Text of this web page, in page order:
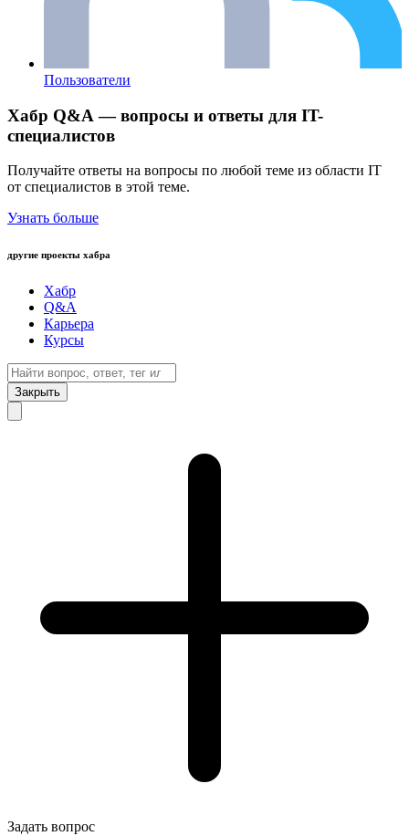
Пользователи
Хабр Q&A — вопросы и ответы для IT-
специалистов
Получайте ответы на вопросы по любой теме из области IT
от специалистов в этой теме.
Узнать больше
другие проекты хабра
Хабр
Q&A
Карьера
Курсы
Закрыть
Задать вопрос